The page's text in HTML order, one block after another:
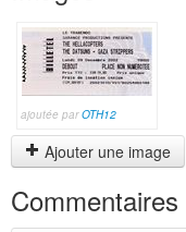
ajoutée parOTH12
Ajouter une image
Commentaires